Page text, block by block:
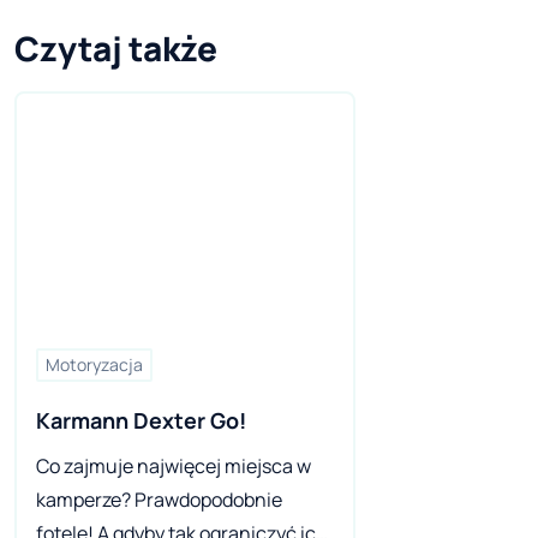
Czytaj także
Motoryzacja
Karmann Dexter Go!
Co zajmuje najwięcej miejsca w
kamperze? Prawdopodobnie